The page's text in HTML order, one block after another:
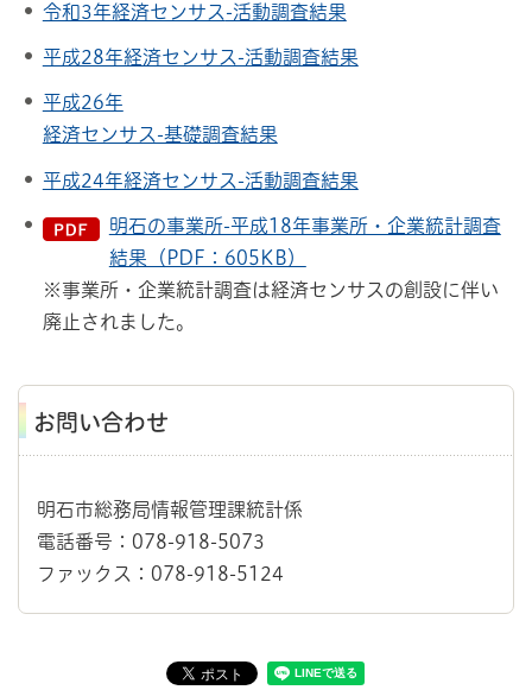
令和3年経済センサス -活動調査結果
平成28年経済センサス-活動調査結果
平成26年
経済センサス-基礎調査結果
平成24年経済センサス-活動調査結果
明石の事業所-平成18年事業所・企業統計調査
結果（PDF：605KB）
※事業所・企業統計調査は経済センサスの創設に伴い
廃止されました。
お問い合わせ
明石市総務局情報管理課統計係
電話番号：078-918-5073
ファックス：078-918-5124